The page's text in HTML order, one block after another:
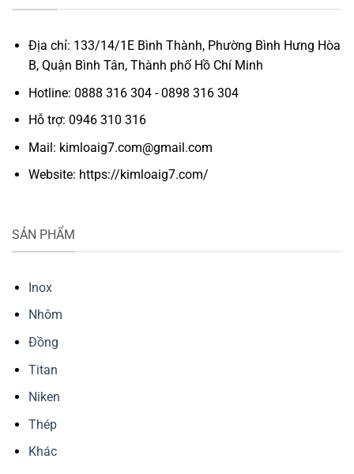
Địa chỉ: 133/14/1E Bình Thành, Phường Bình Hưng Hòa
B, Quận Bình Tân, Thành phố Hồ Chí Minh
Hotline: 0888 316 304 - 0898 316 304
Hỗ trợ: 0946 310 316
Mail: kimloaig7.com@gmail.com
Website: https://kimloaig7.com/
SẢN PHẨM
Inox
Nhôm
Đồng
Titan
Niken
Thép
Khác